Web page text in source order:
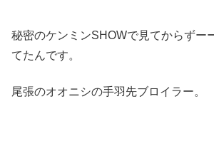
秘密のケンミンSHOWで見てからずー
てたんです。
尾張のオオニシの手羽先ブロイラー。